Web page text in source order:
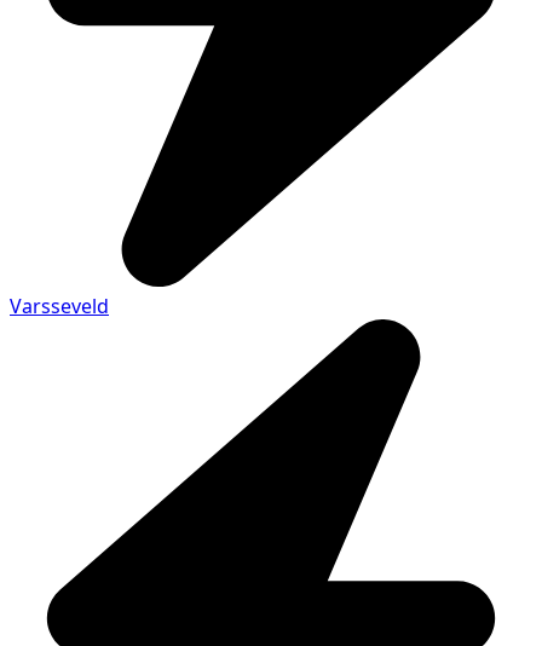
Varsseveld